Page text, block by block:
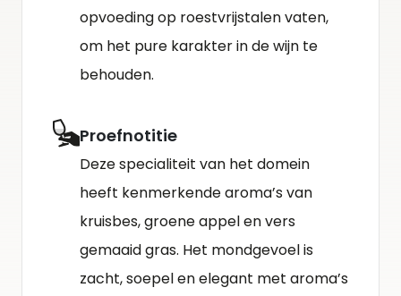
opvoeding op roestvrijstalen vaten,
om het pure karakter in de wijn te
behouden.
Proefnotitie
Deze specialiteit van het domein
heeft kenmerkende aroma’s van
kruisbes, groene appel en vers
gemaaid gras. Het mondgevoel is
zacht, soepel en elegant met aroma’s